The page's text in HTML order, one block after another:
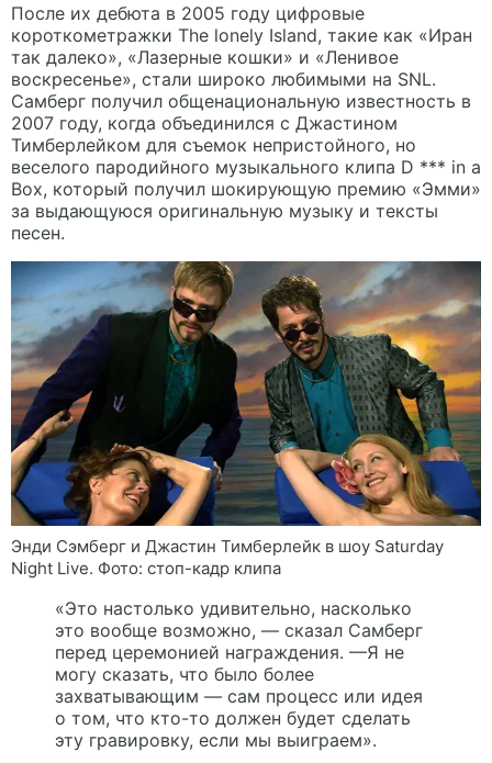
После их дебюта в 2005 году цифровые
короткометражки The lonely Island, такие как «Иран
так далеко», «Лазерные кошки» и «Ленивое
воскресенье», стали широко любимыми на SNL.
Самберг получил общенациональную известность в
2007 году, когда объединился с Джастином
Тимберлейком для съемок непристойного, но
веселого пародийного музыкального клипа D *** in a
Box, который получил шокирующую премию «Эмми»
за выдающуюся оригинальную музыку и тексты
песен.
Энди Сэмберг и Джастин Тимберлейк в шоу Saturday
Night Live. Фото: стоп-кадр клипа
«Это настолько удивительно, насколько
это вообще возможно, — сказал Самберг
перед церемонией награждения. —Я не
могу сказать, что было более
захватывающим — сам процесс или идея
о том, что кто-то должен будет сделать
эту гравировку, если мы выиграем».